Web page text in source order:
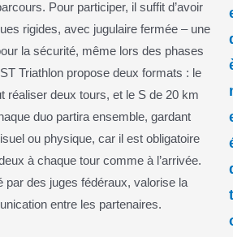
Pour participer, il suffit d’avoir
rigides, avec jugulaire fermée – une
la sécurité, même lors des phases
Triathlon propose deux formats : le
réaliser deux tours, et le S de 20 km
duo partira ensemble, gardant
ou physique, car il est obligatoire
à chaque tour comme à l’arrivée.
par des juges fédéraux, valorise la
entre les partenaires.